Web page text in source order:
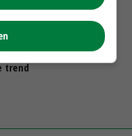
in Twente en
trend